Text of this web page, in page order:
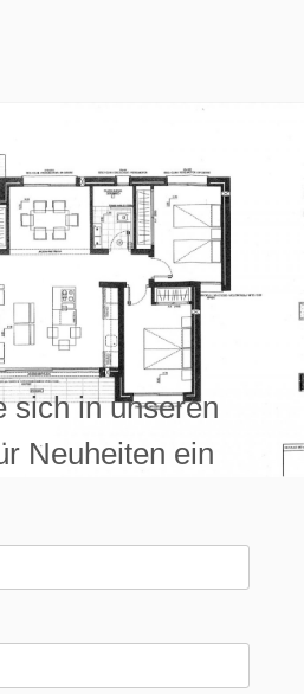
sich in unseren
Neuheiten ein